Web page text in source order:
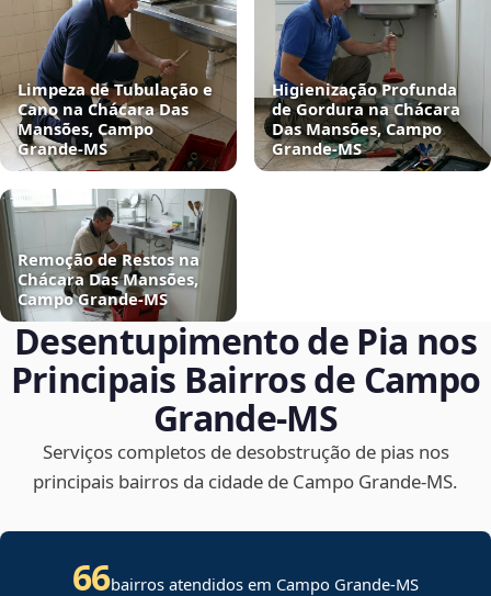
Limpeza de Tubulação e
Cano na Chácara Das
Mansões, Campo
Grande‑MS
Higienização Profunda
de Gordura na Chácara
Das Mansões, Campo
Grande‑MS
Remoção de Restos na
Chácara Das Mansões,
Campo Grande‑MS
Desentupimento de Pia nos
Principais Bairros de Campo
Grande‑MS
Serviços completos de desobstrução de pias nos
principais bairros da cidade de Campo Grande‑MS.
66bairros atendidos em Campo Grande-MS